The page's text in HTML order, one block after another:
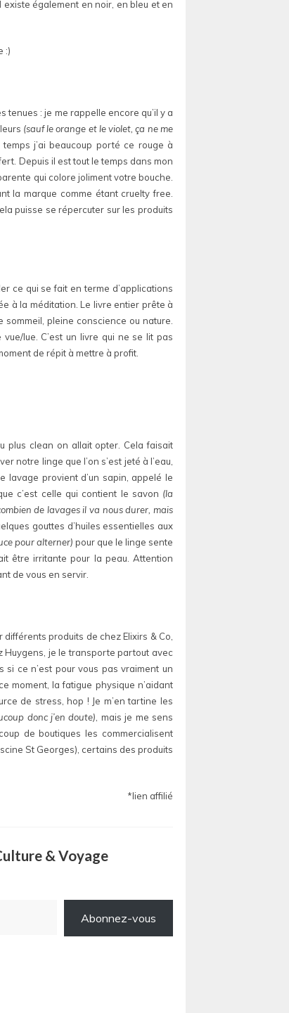
également en noir, en bleu et en
:)
tenues : je me rappelle encore qu’il y a
(sauf le orange et le violet, ça ne me
j’ai beaucoup porté ce rouge à
Depuis il est tout le temps dans mon
qui colore joliment votre bouche.
la marque comme étant cruelty free.
puisse se répercuter sur les produits
ce qui se fait en terme d’applications
à la méditation. Le livre entier prête à
pleine conscience ou nature.
lue. C’est un livre qui ne se lit pas
de répit à mettre à profit.
plus clean on allait opter. Cela faisait
notre linge que l’on s’est jeté à l’eau,
lavage provient d’un sapin, appelé le
c’est celle qui contient le savon (la
de lavages il va nous durer, mais
gouttes d’huiles essentielles aux
pour alterner) pour que le linge sente
être irritante pour la peau. Attention
de vous en servir.
différents produits de chez Elixirs & Co,
Huygens, je le transporte partout avec
ce n’est pour vous pas vraiment un
moment, la fatigue physique n’aidant
de stress, hop ! Je m’en tartine les
donc j’en doute), mais je me sens
de boutiques les commercialisent
St Georges), certains des produits
*lien affilié
& Voyage
Abonnez-vous